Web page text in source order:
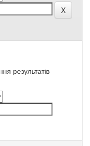
результатів